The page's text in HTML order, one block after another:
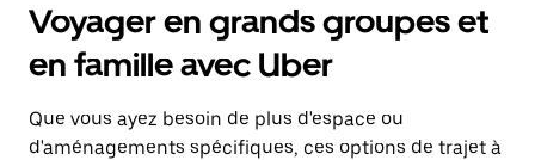
Voyager en grands groupes et
en famille avec Uber
Que vous ayez besoin de plus d'espace ou
d'aménagements spécifiques, ces options de trajet à